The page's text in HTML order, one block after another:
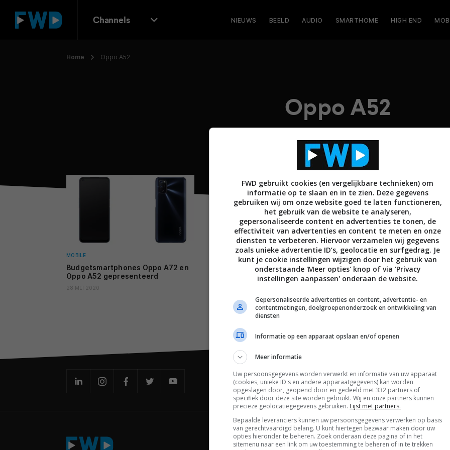
Channels NIEUWS BEELD AUDIO SMARTHOME HIGH END
Home Oppo A52
Oppo A52
MOBILE
Budgetsmartphones Oppo A72 en
Oppo A52 gepresenteerd
28 MEI 2020
De laatste updates in je mailbox
Channels
FWD gebruikt cookies (en vergelijkbare technieken) om
informatie op te slaan en in te zien. Deze gegevens
gebruiken wij om onze website goed te laten functioneren,
het gebruik van de website te analyseren,
gepersonaliseerde content en advertenties te tonen, de
effectiviteit van advertenties en content te meten en onze
diensten te verbeteren. Hiervoor verzamelen wij gegevens
zoals unieke advertentie ID’s, geolocatie en surfgedrag. Je
kunt je cookie instellingen wijzigen door het gebruik van
onderstaande 'Meer opties' knop of via 'Privacy
instellingen aanpassen' onderaan de website.
Gepersonaliseerde advertenties en content, advertentie- en
contentmetingen, doelgroepenonderzoek en ontwikkeling van
diensten
Informatie op een apparaat opslaan en/of openen
Meer informatie
Uw persoonsgegevens worden verwerkt en informatie van uw apparaat
(cookies, unieke ID's en andere apparaatgegevens) kan worden
opgeslagen door, geopend door en gedeeld met 332 partners of
specifiek door deze site worden gebruikt. Wij en onze partners kunnen
precieze geolocatiegegevens gebruiken. Lijst met partners.
Bepaalde leveranciers kunnen uw persoonsgegevens verwerken op basis
van gerechtvaardigd belang. U kunt hiertegen bezwaar maken door uw
opties hieronder te beheren. Zoek onderaan deze pagina of in het
sitemenu naar een link om uw toestemming te beheren of in te trekken